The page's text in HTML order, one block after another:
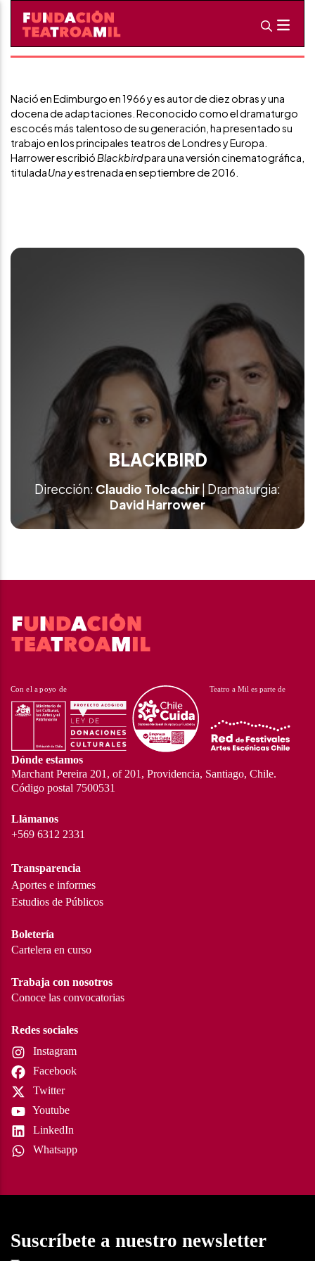
David Harrower
Dramaturgo
Nació en Edimburgo en 1966 y es autor de diez obras y una
docena de adaptaciones. Reconocido como el dramaturgo
escocés más talentoso de su generación, ha presentado su
trabajo en los principales teatros de Londres y Europa.
Harrower escribió Blackbirdpara una versión cinematográfica,
tituladaUna yestrenada en septiembre de 2016.
BLACKBIRD
Dirección: Claudio Tolcachir | Dramaturgia:
David Harrower
Dónde estamos
Marchant Pereira 201, of 201, Providencia, Santiago, Chile.
Código postal 7500531
Llámanos
+569 6312 2331
Transparencia
Aportes e informes
Estudios de Públicos
Boletería
Cartelera en curso
Trabaja con nosotros
Conoce las convocatorias
Redes sociales
Instagram
Facebook
Twitter
Youtube
LinkedIn
Whatsapp
Suscríbete a nuestro newsletter